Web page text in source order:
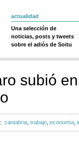
actualidad
Una selección de
noticias, posts y tweets
sobre el adiós de Soitu
subió
cantabria trabajo economía